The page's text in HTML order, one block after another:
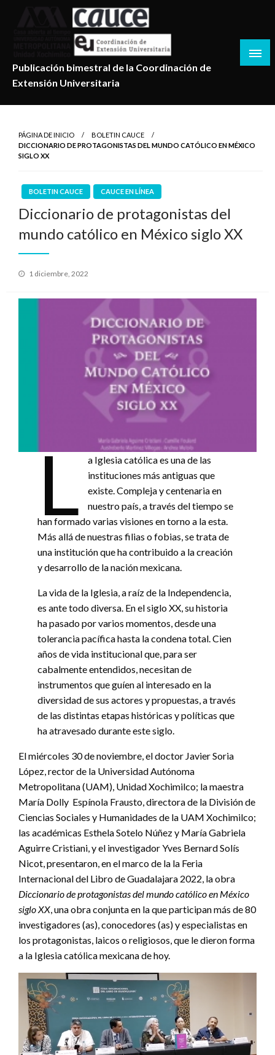
Publicación bimestral de la Coordinación de
Extensión Universitaria
PÁGINA DE INICIO
BOLETIN CAUCE
DICCIONARIO DE PROTAGONISTAS DEL MUNDO CATÓLICO EN MÉXICO
SIGLO XX
BOLETIN CAUCE CAUCE EN LÍNEA
Diccionario de protagonistas del
mundo católico en México siglo XX
Publicado
1 diciembre, 2022
L
a Iglesia católica es una de las
instituciones más antiguas que
existe. Compleja y centenaria en
nuestro país, a través del tiempo se
han formado varias visiones en torno a la esta.
Más allá de nuestras filias o fobias, se trata de
una institución que ha contribuido a la creación
y desarrollo de la nación mexicana.
La vida de la Iglesia, a raíz de la Independencia,
es ante todo diversa. En el siglo XX, su historia
ha pasado por varios momentos, desde una
tolerancia pacífica hasta la condena total. Cien
años de vida institucional que, para ser
cabalmente entendidos, necesitan de
instrumentos que guíen al interesado en la
diversidad de sus actores y propuestas, a través
de las distintas etapas históricas y políticas que
ha atravesado durante este siglo.
El miércoles 30 de noviembre, el doctor Javier Soria
López, rector de la Universidad Autónoma
Metropolitana (UAM), Unidad Xochimilco; la maestra
María Dolly Espínola Frausto, directora de la División de
Ciencias Sociales y Humanidades de la UAM Xochimilco;
las académicas Esthela Sotelo Núñez y María Gabriela
Aguirre Cristiani, y el investigador Yves Bernard Solís
Nicot, presentaron, en el marco de la la Feria
Internacional del Libro de Guadalajara 2022, la obra
Diccionario de protagonistas del mundo católico en México
siglo XX , una obra conjunta en la que participan más de 80
investigadores (as), conocedores (as) y especialistas en
los protagonistas, laicos o religiosos, que le dieron forma
a la Iglesia católica mexicana de hoy.